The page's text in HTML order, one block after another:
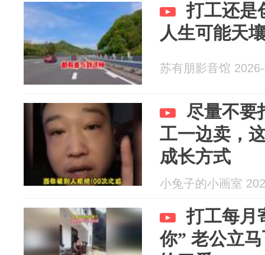
打工还是
人生可能天
苏有朋影音馆
尽量不要
工一边卖，
成长方式
小兔子的小画室
打工每月
你” 老公立